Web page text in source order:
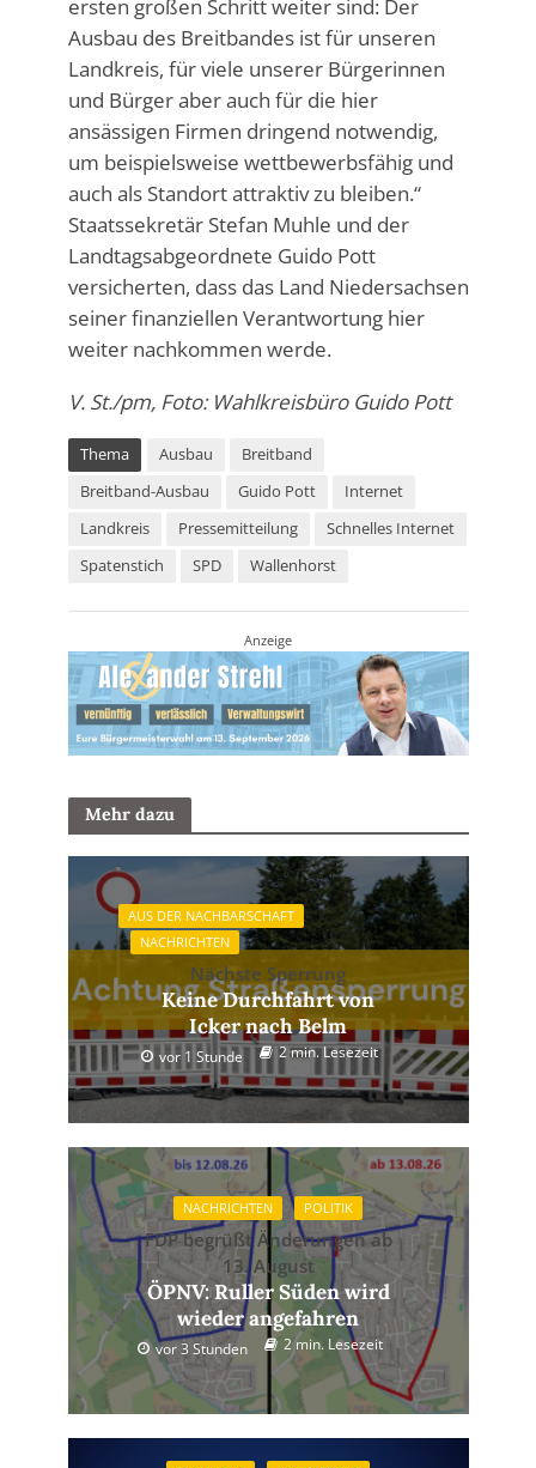
ersten großen Schritt weiter sind: Der
Ausbau des Breitbandes ist für unseren
Landkreis, für viele unserer Bürgerinnen
und Bürger aber auch für die hier
ansässigen Firmen dringend notwendig,
um beispielsweise wettbewerbsfähig und
auch als Standort attraktiv zu bleiben.“
Staatssekretär Stefan Muhle und der
Landtagsabgeordnete Guido Pott
versicherten, dass das Land Niedersachsen
seiner finanziellen Verantwortung hier
weiter nachkommen werde.
V. St./pm, Foto: Wahlkreisbüro Guido Pott
Thema Ausbau
Breitband
Breitband-Ausbau
Guido Pott
Internet
Landkreis
Pressemitteilung
Schnelles Internet
Spatenstich
SPD Wallenhorst
Anzeige
Mehr dazu
AUS DER NACHBARSCHAFT
NACHRICHTEN
Nächste Sperrung
Keine Durchfahrt von
Icker nach Belm
vor 1 Stunde 2 min. Lesezeit
NACHRICHTEN POLITIK
FDP begrüßt Änderungen ab
13. August
ÖPNV: Ruller Süden wird
wieder angefahren
vor 3 Stunden 2 min. Lesezeit